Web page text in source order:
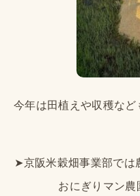
今年は田植えや収穫など
➤京阪米穀畑事業部では
おにぎりマン農